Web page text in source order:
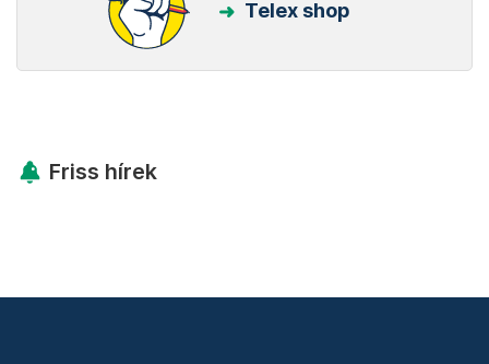
Telex shop
Friss hírek